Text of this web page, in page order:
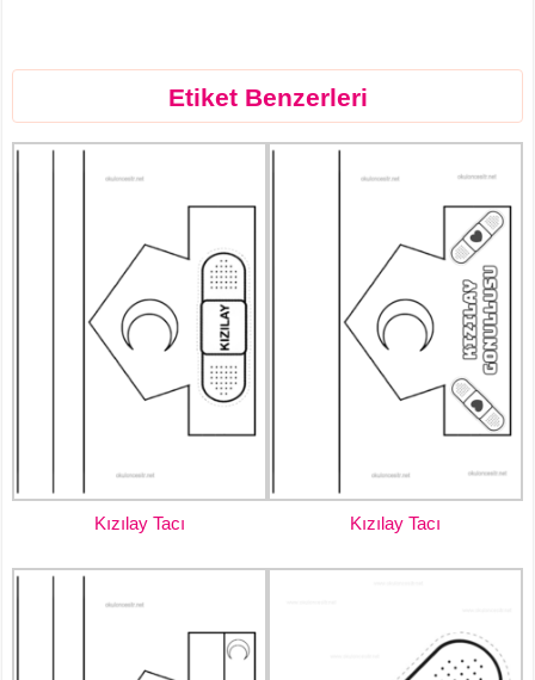
Etiket Benzerleri
Kızılay Tacı Kızılay Tacı